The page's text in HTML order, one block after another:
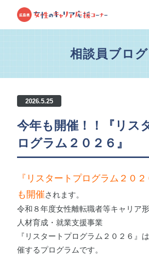
相談員ブログ
2026.5.25
今年も開催！！『リス
ログラム２０２６』
『リスタートプログラム２０
も開催されます。
令和８年度女性離転職者等キャリア
人材育成・就業支援事業
『リスタートプログラム２０２６』
催するプログラムです。